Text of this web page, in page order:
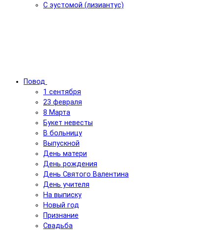
С эустомой (лизиантус)
Повод
1 сентября
23 февраля
8 Марта
Букет невесты
В больницу
Выпускной
День матери
День рождения
День Святого Валентина
День учителя
На выписку
Новый год
Признание
Свадьба